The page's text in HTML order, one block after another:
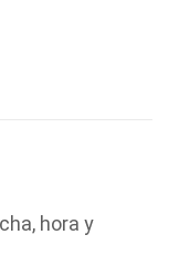
hora y